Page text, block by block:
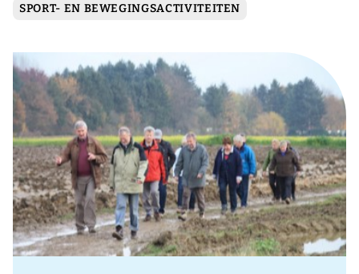
SPORT- EN BEWEGINGSACTIVITEITEN